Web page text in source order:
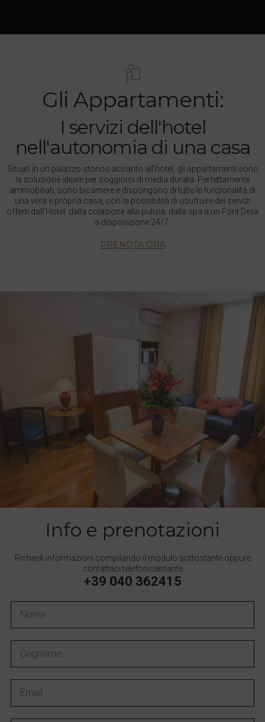
Gli Appartamenti:
I servizi dell'hotel
nell'autonomia di una casa
Situati in un palazzo storico accanto all’hotel, gli appartamenti sono
la soluzione ideale per soggiorni di media durata. Perfettamente
ammobiliati, sono bicamere e dispongono di tutte le funzionalità di
una vera e propria casa, con la possibilità di usufruire dei servizi
offerti dall’Hotel: dalla colazione alla pulizia, dalla spa a un Font Desk
a disposizione 24/7.
PRENOTA ORA
Info e prenotazioni
Richiedi informazioni compilando il modulo sottostante oppure
contattaci telefonicamante
+39 040 362415